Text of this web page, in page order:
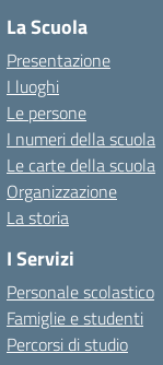
La Scuola
Presentazione
I luoghi
Le persone
I numeri della scuola
Le carte della scuola
Organizzazione
La storia
I Servizi
Personale scolastico
Famiglie e studenti
Percorsi di studio